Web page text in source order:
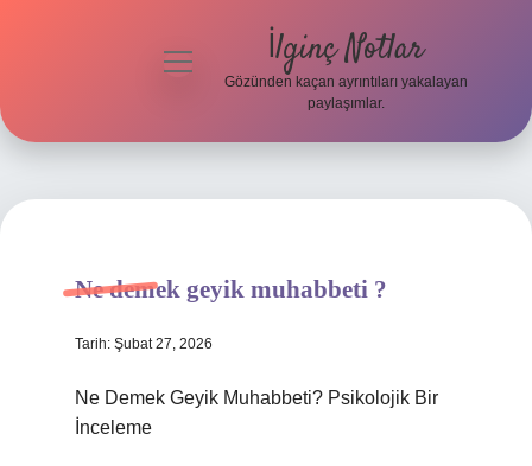
menüyü
İlginç Notlar
Gözünden kaçan ayrıntıları yakalayan
paylaşımlar.
Ne demek geyik muhabbeti ?
Tarih: Şubat 27, 2026
Ne Demek Geyik Muhabbeti? Psikolojik Bir
İnceleme